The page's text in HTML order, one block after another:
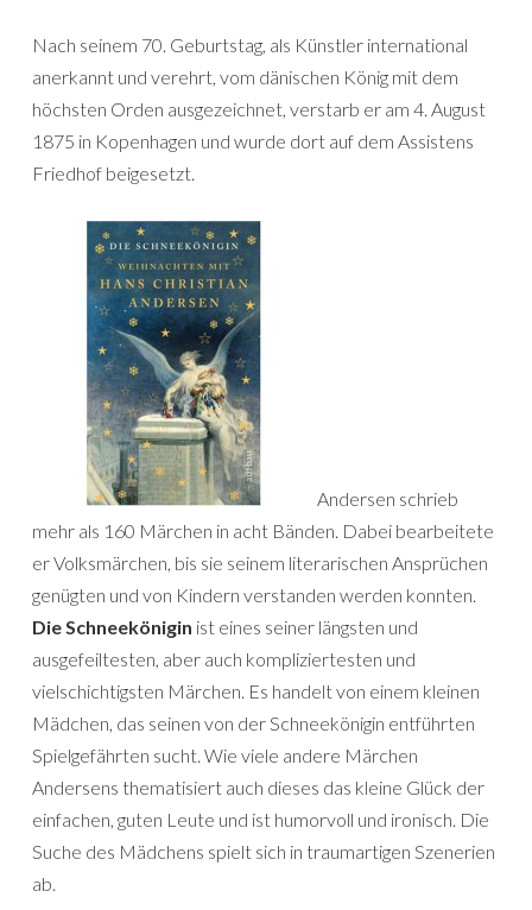
Nach seinem 70. Geburtstag, als Künstler international
anerkannt und verehrt, vom dänischen König mit dem
höchsten Orden ausgezeichnet, verstarb er am 4. August
1875 in Kopenhagen und wurde dort auf dem Assistens
Friedhof beigesetzt.
Andersen schrieb
mehr als 160 Märchen in acht Bänden. Dabei bearbeitete
er Volksmärchen, bis sie seinem literarischen Ansprüchen
genügten und von Kindern verstanden werden konnten.
Die Schneekönigin ist eines seiner längsten und
ausgefeiltesten, aber auch kompliziertesten und
vielschichtigsten Märchen. Es handelt von einem kleinen
Mädchen, das seinen von der Schneekönigin entführten
Spielgefährten sucht. Wie viele andere Märchen
Andersens thematisiert auch dieses das kleine Glück der
einfachen, guten Leute und ist humorvoll und ironisch. Die
Suche des Mädchens spielt sich in traumartigen Szenerien
ab.